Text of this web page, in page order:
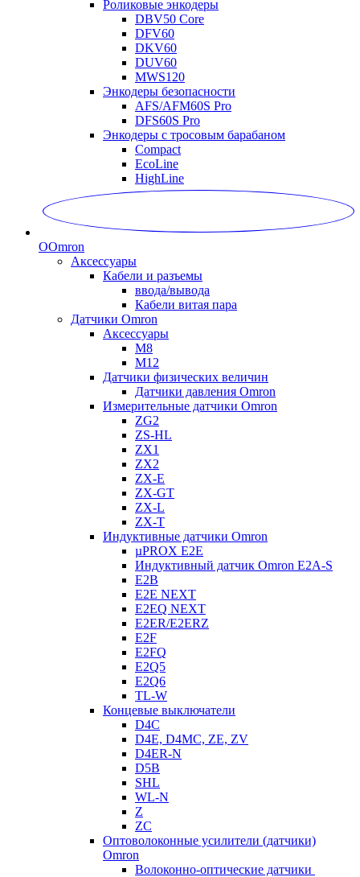
Роликовые энкодеры
DBV50 Core
DFV60
DKV60
DUV60
MWS120
Энкодеры безопасности
AFS/AFM60S Pro
DFS60S Pro
Энкодеры с тросовым барабаном
Compact
EcoLine
HighLine
OOmron
Аксессуары
Кабели и разъемы
ввода/вывода
Кабели витая пара
Датчики Omron
Аксессуары
M8
M12
Датчики физических величин
Датчики давления Omron
Измерительные датчики Omron
ZG2
ZS-HL
ZX1
ZX2
ZX-E
ZX-GT
ZX-L
ZX-T
Индуктивные датчики Omron
µPROX E2E
Индуктивный датчик Omron E2A-S
E2B
E2E NEXT
E2EQ NEXT
E2ER/E2ERZ
E2F
E2FQ
E2Q5
E2Q6
TL-W
Концевые выключатели
D4C
D4E, D4MC, ZE, ZV
D4ER-N
D5B
SHL
WL-N
Z
ZC
Оптоволоконные усилители (датчики)
Omron
Волоконно-оптические датчики